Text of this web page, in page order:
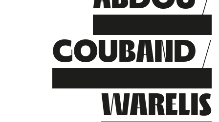
GOUBAND /
WARELIS